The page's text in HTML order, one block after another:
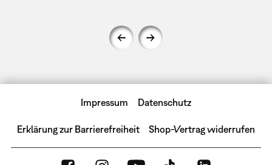
Impressum Datenschutz
Erklärung zur Barrierefreiheit Shop-Vertrag widerrufen